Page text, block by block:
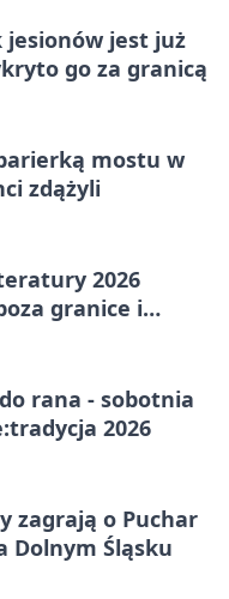
jesionów jest już
go za granicą
mostu w
zdążyli
2026
granice i
rana - sobotnia
2026
zagrają o Puchar
Dolnym Śląsku